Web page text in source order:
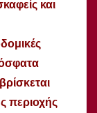
και
περιοχής